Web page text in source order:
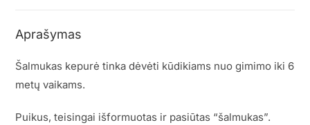
Aprašymas
Šalmukas kepurė tinka dėvėti kūdikiams nuo gimimo iki 6
metų vaikams.
Puikus, teisingai išformuotas ir pasiūtas “šalmukas”.